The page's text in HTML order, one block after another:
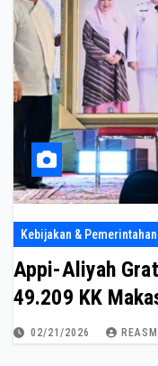
Kebijakan & Pemerintahan
Appi-Aliyah
49.209 KK
02/21/2026